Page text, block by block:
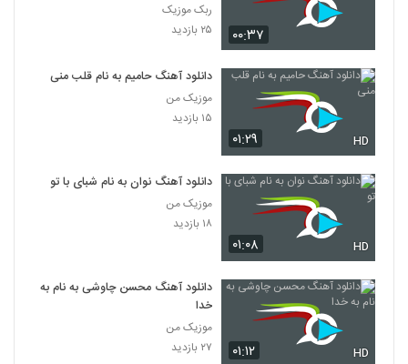
۰۰:۳۷
ربک موزیک
۲۵ بازدید
۰۱:۲۹ HD
دانلود آهنگ حامیم به نام قلب منی
موزیک من
۱۵ بازدید
۰۱:۰۸ HD
دانلود آهنگ نوان به نام شبای با تو
موزیک من
۱۸ بازدید
۰۱:۱۲ HD
دانلود آهنگ محسن چاوشی به نام به
خدا
موزیک من
۲۷ بازدید